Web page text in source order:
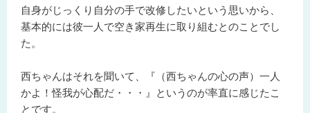
自身がじっくり自分の手で改修したいという思いから、
基本的には彼一人で空き家再生に取り組むとのことでし
た。
西ちゃんはそれを聞いて、『（西ちゃんの心の声）一人
かよ！怪我が心配だ・・・』というのが率直に感じたこ
とです。